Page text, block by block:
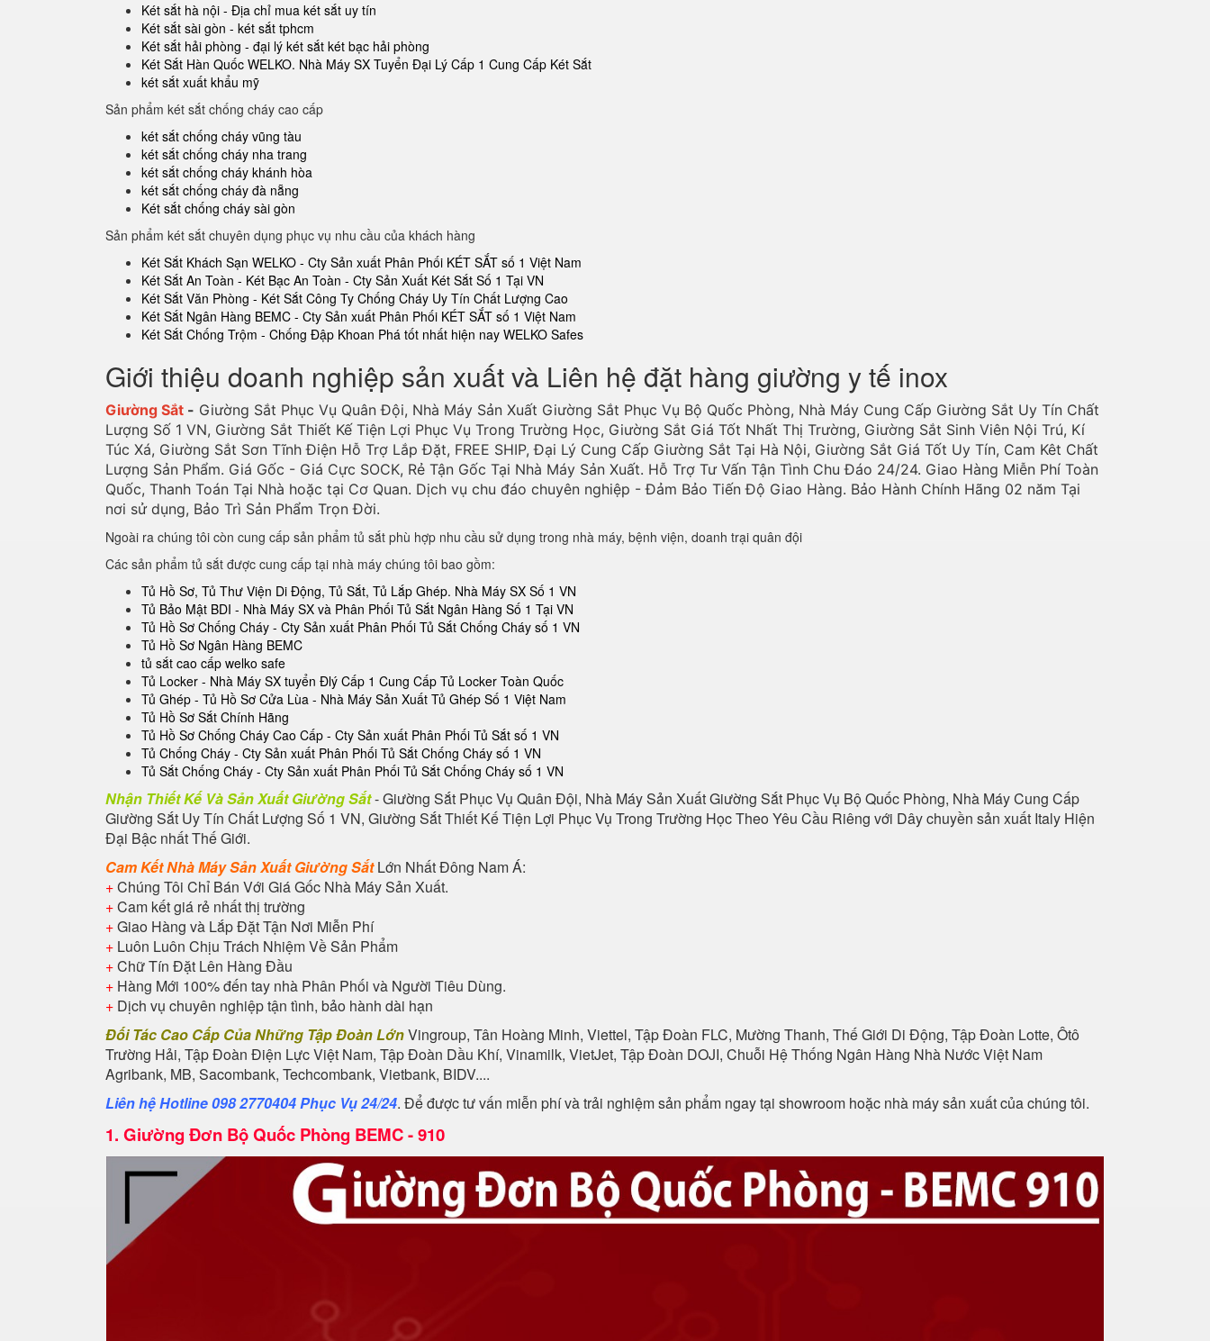
Két sắt hà nội - Địa chỉ mua két sắt uy tín
Két sắt sài gòn - két sắt tphcm
Két sắt hải phòng - đại lý két sắt két bạc hải phòng
Két Sắt Hàn Quốc WELKO. Nhà Máy SX Tuyển Đại Lý Cấp 1 Cung Cấp Két Sắt
két sắt xuất khẩu mỹ
Sản phẩm két sắt chống cháy cao cấp
két sắt chống cháy vũng tàu
két sắt chống cháy nha trang
két sắt chống cháy khánh hòa
két sắt chống cháy đà nẵng
Két sắt chống cháy sài gòn
Sản phẩm két sắt chuyên dụng phục vụ nhu cầu của khách hàng
Két Sắt Khách Sạn WELKO - Cty Sản xuất Phân Phối KÉT SẮT số 1 Việt Nam
Két Sắt An Toàn - Két Bạc An Toàn - Cty Sản Xuất Két Sắt Số 1 Tại VN
Két Sắt Văn Phòng - Két Sắt Công Ty Chống Cháy Uy Tín Chất Lượng Cao
Két Sắt Ngân Hàng BEMC - Cty Sản xuất Phân Phối KÉT SẮT số 1 Việt Nam
Két Sắt Chống Trộm - Chống Đập Khoan Phá tốt nhất hiện nay WELKO Safes
Giới thiệu doanh nghiệp sản xuất và Liên hệ đặt hàng giường y tế inox
Giường Sắt - Giường Sắt Phục Vụ Quân Đội, Nhà Máy Sản Xuất Giường Sắt Phục Vụ Bộ Quốc Phòng, Nhà Máy Cung Cấp Giường Sắt Uy Tín Chất
Lượng Số 1 VN, Giường Sắt Thiết Kế Tiện Lợi Phục Vụ Trong Trường Học, Giường Sắt Giá Tốt Nhất Thị Trường, Giường Sắt Sinh Viên Nội Trú, Kí
Túc Xá, Giường Sắt Sơn Tĩnh Điện Hỗ Trợ Lắp Đặt, FREE SHIP, Đại Lý Cung Cấp Giường Sắt Tại Hà Nội, Giường Sắt Giá Tốt Uy Tín, Cam Kêt Chất
Lượng Sản Phẩm. Giá Gốc - Giá Cực SOCK, Rẻ Tận Gốc Tại Nhà Máy Sản Xuất. Hỗ Trợ Tư Vấn Tận Tình Chu Đáo 24/24. Giao Hàng Miễn Phí Toàn
Quốc, Thanh Toán Tại Nhà hoặc tại Cơ Quan. Dịch vụ chu đáo chuyên nghiệp - Đảm Bảo Tiến Độ Giao Hàng. Bảo Hành Chính Hãng 02 năm Tại
nơi sử dụng, Bảo Trì Sản Phẩm Trọn Đời.
Ngoài ra chúng tôi còn cung cấp sản phẩm tủ sắt phù hợp nhu cầu sử dụng trong nhà máy, bệnh viện, doanh trại quân đội
Các sản phẩm tủ sắt được cung cấp tại nhà máy chúng tôi bao gồm:
Tủ Hồ Sơ, Tủ Thư Viện Di Động, Tủ Sắt, Tủ Lắp Ghép. Nhà Máy SX Số 1 VN
Tủ Bảo Mật BDI - Nhà Máy SX và Phân Phối Tủ Sắt Ngân Hàng Số 1 Tại VN
Tủ Hồ Sơ Chống Cháy - Cty Sản xuất Phân Phối Tủ Sắt Chống Cháy số 1 VN
Tủ Hồ Sơ Ngân Hàng BEMC
tủ sắt cao cấp welko safe
Tủ Locker - Nhà Máy SX tuyển Đlý Cấp 1 Cung Cấp Tủ Locker Toàn Quốc
Tủ Ghép - Tủ Hồ Sơ Cửa Lùa - Nhà Máy Sản Xuất Tủ Ghép Số 1 Việt Nam
Tủ Hồ Sơ Sắt Chính Hãng
Tủ Hồ Sơ Chống Cháy Cao Cấp - Cty Sản xuất Phân Phối Tủ Sắt số 1 VN
Tủ Chống Cháy - Cty Sản xuất Phân Phối Tủ Sắt Chống Cháy số 1 VN
Tủ Sắt Chống Cháy - Cty Sản xuất Phân Phối Tủ Sắt Chống Cháy số 1 VN
Nhận Thiết Kế Và Sản Xuất Giường Sắt- Giường Sắt Phục Vụ Quân Đội, Nhà Máy Sản Xuất Giường Sắt Phục Vụ Bộ Quốc Phòng, Nhà Máy Cung Cấp
Giường Sắt Uy Tín Chất Lượng Số 1 VN, Giường Sắt Thiết Kế Tiện Lợi Phục Vụ Trong Trường Học Theo Yêu Cầu Riêng với Dây chuyền sản xuất Italy Hiện
Đại Bậc nhất Thế Giới.
Cam Kết Nhà Máy Sản Xuất Giường SắtLớn Nhất Đông Nam Á:
+Chúng Tôi Chỉ Bán Với Giá Gốc Nhà Máy Sản Xuất.
+Cam kết giá rẻ nhất thị trường
+Giao Hàng và Lắp Đặt Tận Nơi Miễn Phí
+ Luôn Luôn Chịu Trách Nhiệm Về Sản Phẩm
+Chữ Tín Đặt Lên Hàng Đầu
+ Hàng Mới 100% đến tay nhà Phân Phối và Người Tiêu Dùng.
+ Dịch vụ chuyên nghiệp tận tình, bảo hành dài hạn
Đối Tác Cao Cấp Của Những Tập Đoàn LớnVingroup, Tân Hoàng Minh, Viettel, Tập Đoàn FLC, Mường Thanh, Thế Giới Di Động, Tập Đoàn Lotte, Ôtô
Trường Hải, Tập Đoàn Điện Lực Việt Nam, Tập Đoàn Dầu Khí, Vinamilk, VietJet, Tập Đoàn DOJI, Chuỗi Hệ Thống Ngân Hàng Nhà Nước Việt Nam
Agribank, MB, Sacombank, Techcombank, Vietbank, BIDV....
Liên hệ Hotline 098 2770404 Phục Vụ 24/24. Để được tư vấn miễn phí và trải nghiệm sản phẩm ngay tại showroom hoặc nhà máy sản xuất của chúng tôi.
1. Giường Đơn Bộ Quốc Phòng BEMC - 910